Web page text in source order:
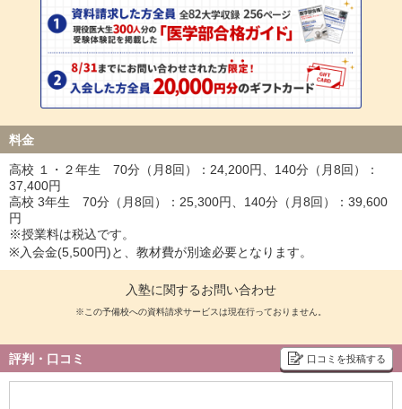
料金
高校 １・２年⽣ 70分（月8回）：24,200円、140分（月8回）：
37,400円
高校 3年⽣ 70分（月8回）：25,300円、140分（月8回）：39,600
円
※授業料は税込です。
※⼊会⾦(5,500円)と、教材費が別途必要となります。
入塾に関するお問い合わせ
※この予備校への資料請求サービスは現在行っておりません。
評判・口コミ 口コミを投稿する